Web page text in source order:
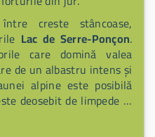
creste stâncoase,
Lac de Serre-Ponçon.
care domină valea
de un albastru intens și
alpine este posibilă
deosebit de limpede la